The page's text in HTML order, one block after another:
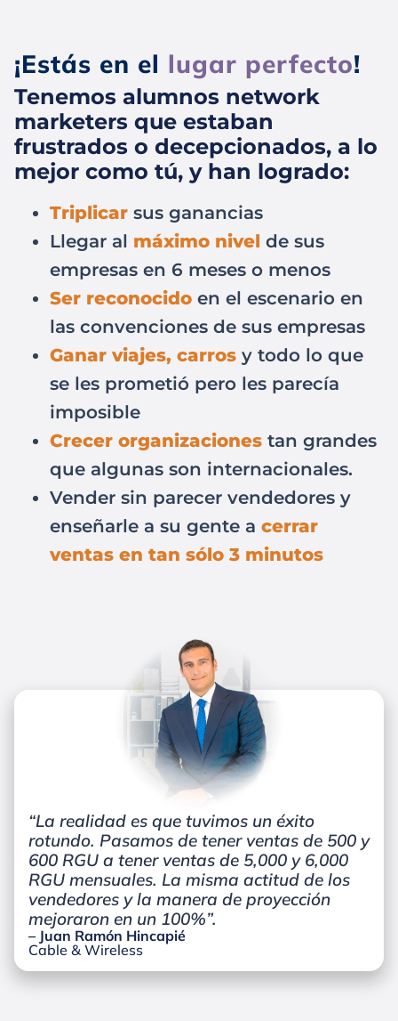
¡Estás en el lugar perfecto!
Tenemos alumnos network
marketers que estaban
frustrados o decepcionados, a lo
mejor como tú, y han logrado:
Triplicar sus ganancias
​Llegar al máximo nivel de sus
empresas en 6 meses o menos
Ser reconocido en el escenario en
las convenciones de sus empresas
​Ganar viajes, carros y todo lo que
se les prometió pero les parecía
imposible
Crecer organizaciones tan grandes
que algunas son internacionales.
​Vender sin parecer vendedores y
enseñarle a su gente a cerrar
ventas en tan sólo 3 minutos
“La realidad es que tuvimos un éxito
rotundo. Pasamos de tener ventas de 500 y
600 RGU a tener ventas de 5,000 y 6,000
RGU mensuales. La misma actitud de los
vendedores y la manera de proyección
mejoraron en un 100%”.
– Juan Ramón Hincapié
Cable & Wireless